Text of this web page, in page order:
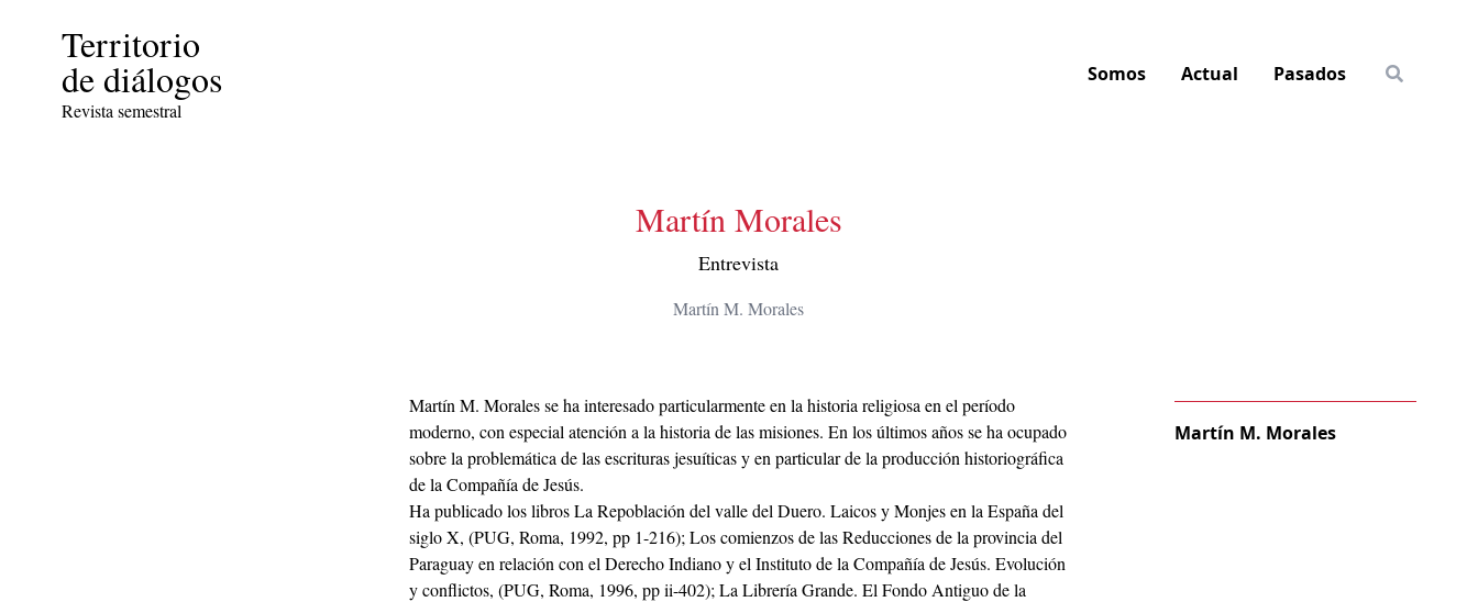
Territorio
de diálogos
Revista semestral
Somos Actual Pasados
Martín Morales
Entrevista
Martín M. Morales
Martín M. Morales se ha interesado particularmente en la historia religiosa en el período
moderno, con especial atención a la historia de las misiones. En los últimos años se ha ocupado
sobre la problemática de las escrituras jesuíticas y en particular de la producción historiográfica
de la Compañía de Jesús.
Ha publicado los libros La Repoblación del valle del Duero. Laicos y Monjes en la España del
siglo X, (PUG, Roma, 1992, pp 1-216); Los comienzos de las Reducciones de la provincia del
Paraguay en relación con el Derecho Indiano y el Instituto de la Compañía de Jesús. Evolución
y conflictos, (PUG, Roma, 1996, pp ii-402); La Librería Grande. El Fondo Antiguo de la
Martín M. Morales